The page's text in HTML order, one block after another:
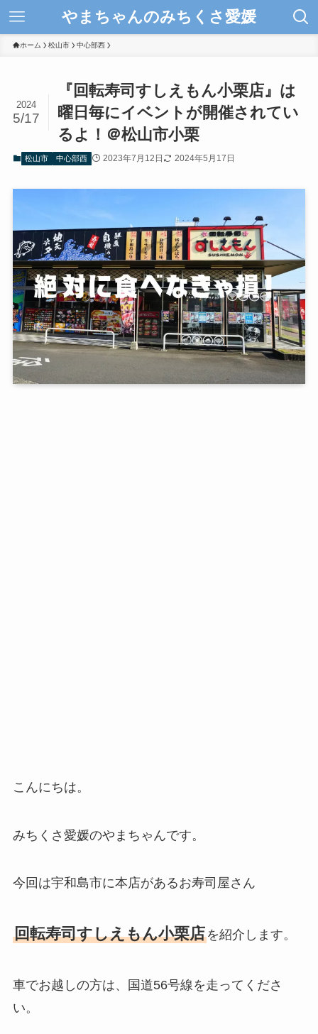
やまちゃんのみちくさ愛媛
ホーム 松山市 中心部西
『回転寿司すしえもん小栗店』は
曜日毎にイベントが開催されてい
るよ！＠松山市小栗
2024
5/17
松山市 中心部西 2023年7月12日 2024年5月17日
こんにちは。
みちくさ愛媛のやまちゃんです。
今回は宇和島市に本店があるお寿司屋さん
回転寿司すしえもん小栗店を紹介します。
車でお越しの方は、国道56号線を走ってくださ
い。